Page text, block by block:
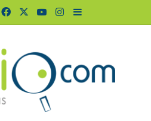
FacebookYouTubeInstagram
Barra lateral